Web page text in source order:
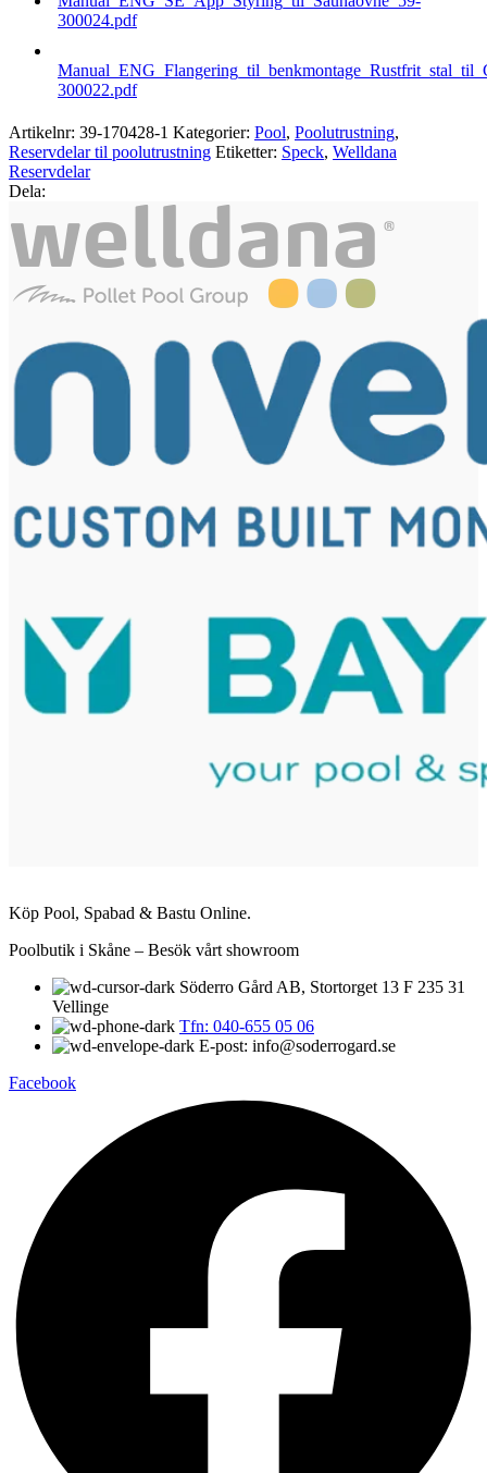
300024.pdf
300022.pdf
Artikelnr: 39-170428-1 Kategorier: Pool, Poolutrustning,
Reservdelar til poolutrustning Etiketter: Speck, Welldana
Reservdelar
Dela:
Köp Pool, Spabad & Bastu Online.
Poolbutik i Skåne – Besök vårt showroom
Söderro Gård AB, Stortorget 13 F 235 31
Vellinge
Tfn: 040-655 05 06
E-post: info@soderrogard.se
Facebook